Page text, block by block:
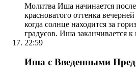
Молитва Иша начинается
красноватого оттенка
когда солнце находится за
градусов. Иша заканчивается
22:59
Иша с Введенными